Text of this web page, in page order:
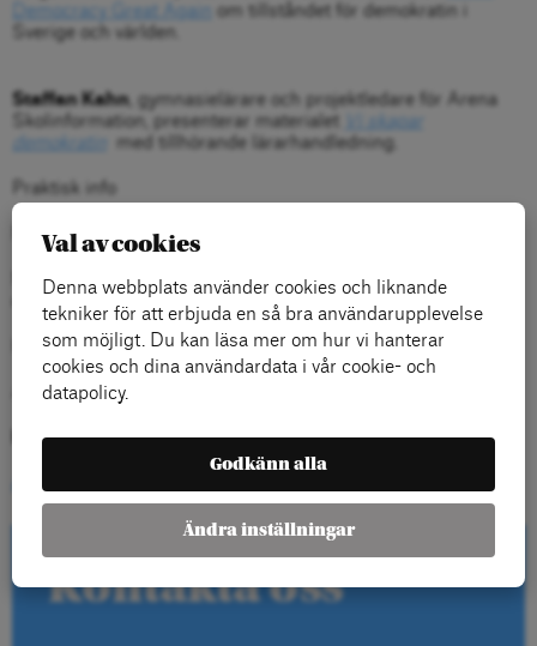
Democracy Great Again
om tillståndet för demokratin i
Sverige och världen.
Staffan Kahn , gymnasielärare och projektledare för Arena
Skolinformation, presenterar materialet
Vi skapar
demokratin
med tillhörande lärarhandledning.
Praktisk info
När: Måndag 23 mars, kl 16-18.
Målgrupp: Lärare på gymnasiet och inom vuxenutbildning
och övriga intresserade.
Kostnad: Kostnadsfritt.
Anmälan: Anmälan krävs. Anmäl dig
Kategorier:
Kontakta oss
Val av cookies
Denna webbplats använder cookies och liknande
tekniker för att erbjuda en så bra användarupplevelse
som möjligt. Du kan läsa mer om hur vi hanterar
cookies och dina användardata i vår cookie- och
datapolicy.
Godkänn alla
Ändra inställningar